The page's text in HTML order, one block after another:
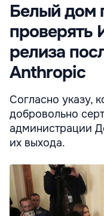
Белый дом
проверять
релиза
Anthropic
Согласно указу,
добровольно
администрации
их выхода.